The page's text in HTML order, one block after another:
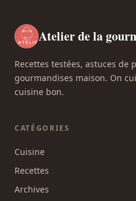
Atelier de la
Recettes testées, astuces de
gourmandises maison. On
cuisine bon.
CATÉGORIES
Cuisine
Recettes
Archives